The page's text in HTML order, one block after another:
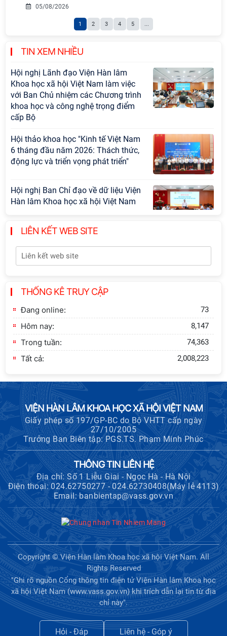
05/08/2026
1 2 3 4 5 ...
TIN XEM NHIỀU
Tọa đàm Giao lưu chuyên đề về
những kinh nghiệm quan trọng của
Đảng Cộng sản Trung Quốc và Đảng
sự nghiệp xây dựng chủ nghĩa xã hội
Hội nghị Lãnh đạo Viện Hàn lâm
Khoa học xã hội Việt Nam làm việc
với Ban Chủ nhiệm các Chương trình
khoa học và công nghệ trọng điểm
cấp Bộ
Hội thảo khoa học "Kinh tế Việt Nam
6 tháng đầu năm 2026: Thách thức,
động lực và triển vọng phát triển"
Hội nghị Ban Chỉ đạo về dữ liệu Viện
Hàn lâm Khoa học xã hội Việt Nam
sinh đào tạo trình độ tiến sĩ đợt 1
năm 2026
Hội thảo quốc tế "Không gian phát
Định hướng chiến lược và lựa chọn
chính sách”
LIÊN KẾT WEB SITE
THỐNG KÊ TRUY CẬP
Đang online: 73
Hôm nay: 8,147
Trong tuần: 74,363
Tất cả: 2,008,223
VIỆN HÀN LÂM KHOA HỌC XÃ HỘI VIỆT NAM
Giấy phép số 197/GP-BC do Bộ VHTT cấp ngày
27/10/2005
Trưởng Ban Biên tập: PGS.TS. Phạm Minh Phúc
THÔNG TIN LIÊN HỆ
Địa chỉ: Số 1 Liễu Giai - Ngọc Hà - Hà Nội
Điện thoại: 024.62750277 - 024.62730408(Máy lẻ 4113)
Email: banbientap@vass.gov.vn
Copyright © Viện Hàn lâm Khoa học xã hội Việt Nam. All
Rights Reserved
"Ghi rõ nguồn Cổng thông tin điện tử Viện Hàn lâm Khoa học
xã hội Việt Nam (www.vass.gov.vn) khi trích dẫn lại tin từ địa
chỉ này".
Hỏi - Đáp Liên hệ - Góp ý